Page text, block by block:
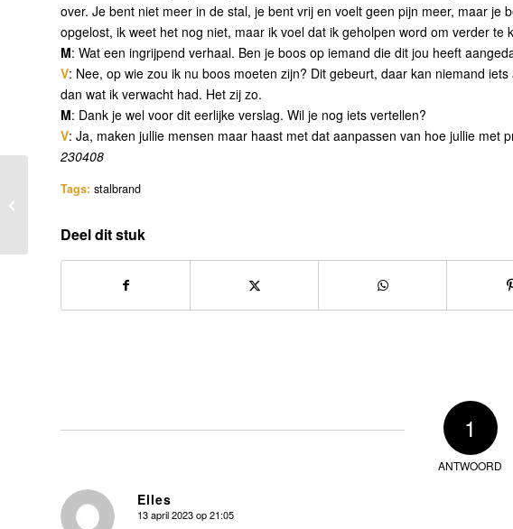
over. Je bent niet meer in de stal, je bent vrij en voelt geen pijn meer, maar je
opgelost, ik weet het nog niet, maar ik voel dat ik geholpen word om verder te
M: Wat een ingrijpend verhaal. Ben je boos op iemand die dit jou heeft
V: Nee, op wie zou ik nu boos moeten zijn? Dit gebeurt, daar kan niemand
dan wat ik verwacht had. Het zij zo.
M: Dank je wel voor dit eerlijke verslag. Wil je nog iets vertellen?
V: Ja, maken jullie mensen maar haast met dat aanpassen van hoe jullie met
230408
Tags: stalbrand
Deel dit stuk
1
ANTWOORD
Elles
zegt:
13 april 2023 op 21:05
Breed pallet aan